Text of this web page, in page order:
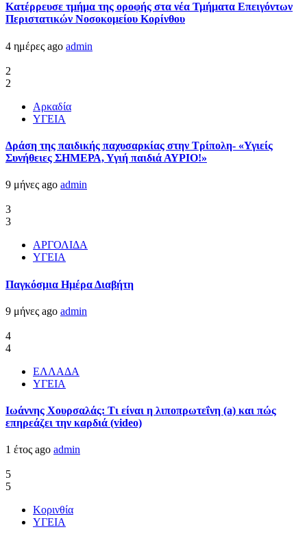
Kατέρρευσε τμήμα της οροφής στα νέα Τμήματα Επειγόντων
Περιστατικών Νοσοκομείου Κορίνθου
4 ημέρες ago admin
2
2
Αρκαδία
ΥΓΕΙΑ
Δράση της παιδικής παχυσαρκίας στην Τρίπολη- «Υγιείς
Συνήθειες ΣΗΜΕΡΑ, Υγιή παιδιά ΑΥΡΙΟ!»
9 μήνες ago admin
3
3
ΑΡΓΟΛΙΔΑ
ΥΓΕΙΑ
Παγκόσμια Ημέρα Διαβήτη
9 μήνες ago admin
4
4
ΕΛΛΑΔΑ
ΥΓΕΙΑ
Ιωάννης Χουρσαλάς: Τι είναι η λιποπρωτεΐνη (a) και πώς
επηρεάζει την καρδιά (video)
1 έτος ago admin
5
5
Κορινθία
ΥΓΕΙΑ